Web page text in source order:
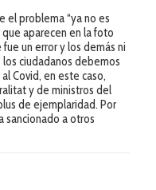
el problema “ya no es
aparecen en la foto
un error y los demás ni
ciudadanos debemos
Covid, en este caso,
y de ministros del
de ejemplaridad. Por
sancionado a otros